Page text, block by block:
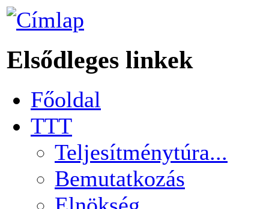
Elsődleges linkek
Főoldal
TTT
Teljesítménytúra...
Bemutatkozás